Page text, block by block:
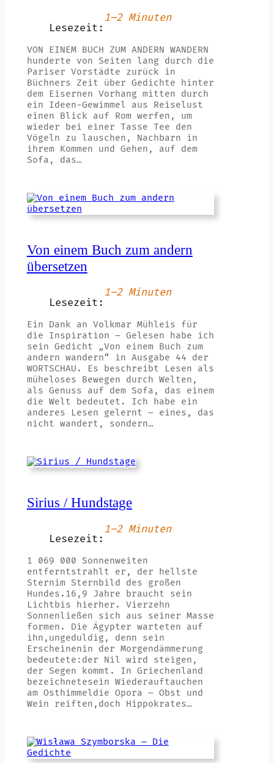
Lesezeit:
1–2 Minuten
VON EINEM BUCH ZUM ANDERN WANDERN
hunderte von Seiten lang durch die
Pariser Vorstädte zurück in
Büchners Zeit über Gedichte hinter
dem Eisernen Vorhang mitten durch
ein Ideen-Gewimmel aus Reiselust
einen Blick auf Rom werfen, um
wieder bei einer Tasse Tee den
Vögeln zu lauschen, Nachbarn in
ihrem Kommen und Gehen, auf dem
Sofa, das…
Von einem Buch zum andern
übersetzen
Lesezeit:
1–2 Minuten
Ein Dank an Volkmar Mühleis für
die Inspiration – Gelesen habe ich
sein Gedicht „Von einem Buch zum
andern wandern“ in Ausgabe 44 der
WORTSCHAU. Es beschreibt Lesen als
müheloses Bewegen durch Welten,
als Genuss auf dem Sofa, das einem
die Welt bedeutet. Ich habe ein
anderes Lesen gelernt – eines, das
nicht wandert, sondern…
Sirius / Hundstage
Lesezeit:
1–2 Minuten
1 069 000 Sonnenweiten
entferntstrahlt er, der hellste
Sternim Sternbild des großen
Hundes.16,9 Jahre braucht sein
Lichtbis hierher. Vierzehn
Sonnenließen sich aus seiner Masse
formen. Die Ägypter warteten auf
ihn,ungeduldig, denn sein
Erscheinenin der Morgendämmerung
bedeutete:der Nil wird steigen,
der Segen kommt. In Griechenland
bezeichnetesein Wiederauftauchen
am Osthimmeldie Opora – Obst und
Wein reiften,doch Hippokrates…